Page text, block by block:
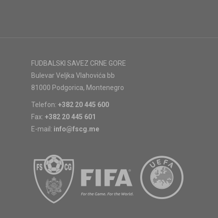
FUDBALSKI SAVEZ CRNE GORE
Bulevar Veljka Vlahovića bb
81000 Podgorica, Montenegro
Telefon: +382 20 445 600
Fax: +382 20 445 601
E-mail: info@fscg.me